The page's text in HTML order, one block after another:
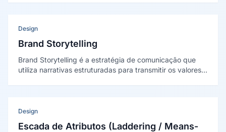
Design
Brand Storytelling
Brand Storytelling é a estratégia de comunicação que
utiliza narrativas estruturadas para transmitir os valores,
Design
Escada de Atributos (Laddering / Means-